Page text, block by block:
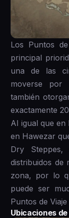
Los Puntos
principal
una de las
moverse por
también
exactamente
Al igual que en
en Hawezar
Dry
distribuidos de
zona, por lo
puede ser
Puntos de
Ubicaciones